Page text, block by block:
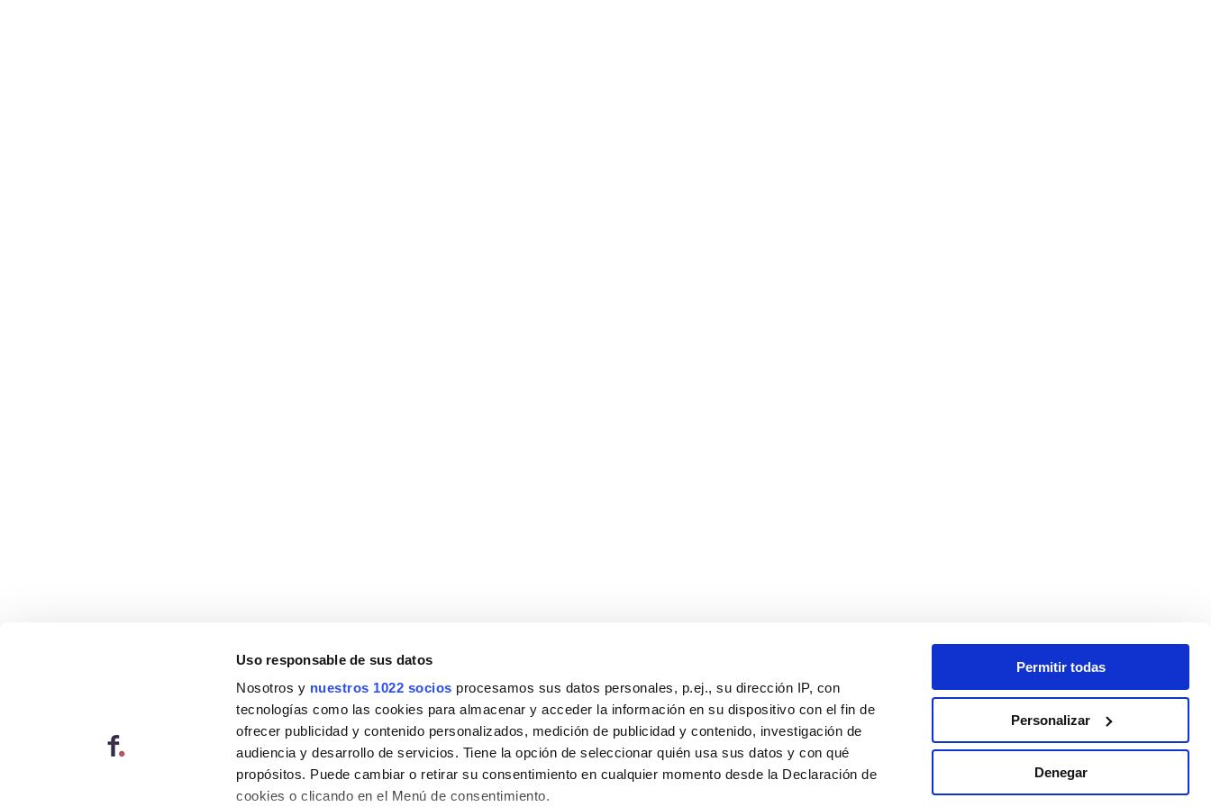
Uso responsable de sus datos
Nosotros y nuestros 1022 socios procesamos sus datos personales, p.ej., su dirección IP, con
tecnologías como las cookies para almacenar y acceder la información en su dispositivo con el fin de
ofrecer publicidad y contenido personalizados, medición de publicidad y contenido, investigación de
audiencia y desarrollo de servicios. Tiene la opción de seleccionar quién usa sus datos y con qué
propósitos. Puede cambiar o retirar su consentimiento en cualquier momento desde la Declaración de
cookies o clicando en el Menú de consentimiento.
Permitir todas
Personalizar
Denegar